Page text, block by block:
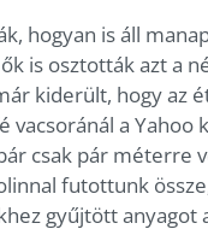
hogyan is áll
is osztották azt a
kiderült, hogy az
vacsoránál a
csak pár méterre
futottunk
gyűjtött